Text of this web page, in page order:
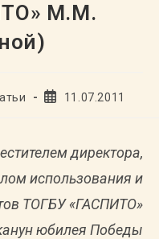
М.М.
Запись11.07.2011
директора,
использования и
ТОГБУ «ГАСПИТО»
юбилея Победы